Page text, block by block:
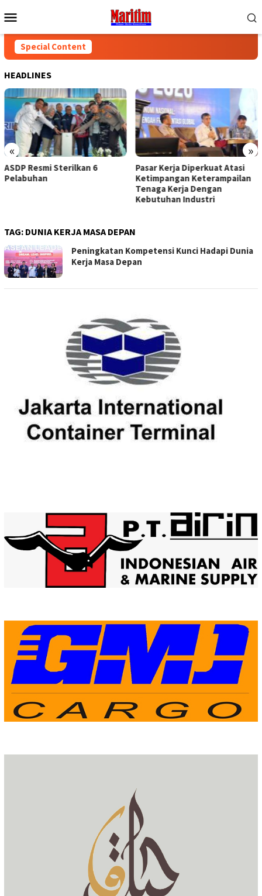
to
Menu
Special Content
HEADLINES
« »
ASDP Resmi Sterilkan 6
Pelabuhan
Pasar Kerja Diperkuat Atasi
Ketimpangan Keterampailan
Tenaga Kerja Dengan
Kebutuhan Industri
TAG: DUNIA KERJA MASA DEPAN
Peningkatan Kompetensi Kunci Hadapi Dunia
Kerja Masa Depan